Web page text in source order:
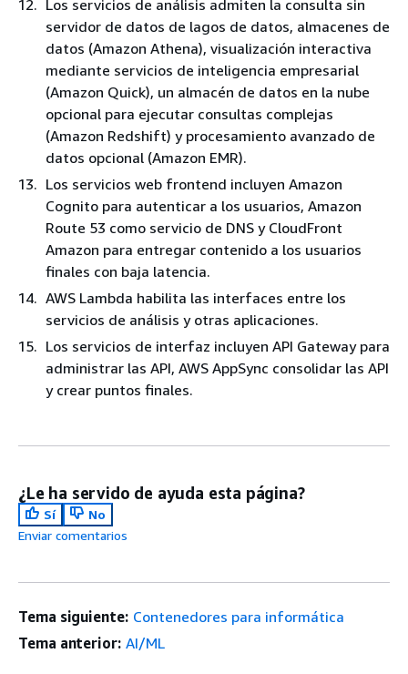
Los servicios de análisis admiten la consulta sin
servidor de datos de lagos de datos, almacenes de
datos (Amazon Athena), visualización interactiva
mediante servicios de inteligencia empresarial
(Amazon Quick), un almacén de datos en la nube
opcional para ejecutar consultas complejas
(Amazon Redshift) y procesamiento avanzado de
datos opcional (Amazon EMR).
Los servicios web frontend incluyen Amazon
Cognito para autenticar a los usuarios, Amazon
Route 53 como servicio de DNS y CloudFront
Amazon para entregar contenido a los usuarios
finales con baja latencia.
AWS Lambda habilita las interfaces entre los
servicios de análisis y otras aplicaciones.
Los servicios de interfaz incluyen API Gateway para
administrar las API, AWS AppSync consolidar las API
y crear puntos finales.
¿Le ha servido de ayuda esta página?
Sí
No
Enviar comentarios
Tema siguiente: Contenedores para informática
Tema anterior: AI/ML